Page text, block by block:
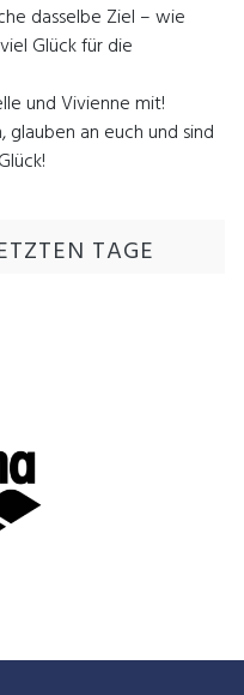
dasselbe Ziel – wie
Glück für die
und Vivienne mit!
an euch und sind
TAGE